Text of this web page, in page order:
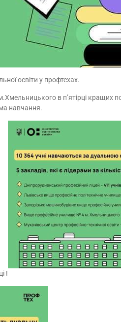
освіти у профтехах.
в п’ятірці кращих по
навчання.
!